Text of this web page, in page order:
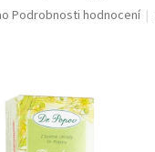
Podrobnosti hodnocení